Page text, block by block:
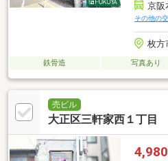
京阪
その他の
枚方
鉄骨造 写真あり
売ビル
大正区三軒家西１丁目
4,980